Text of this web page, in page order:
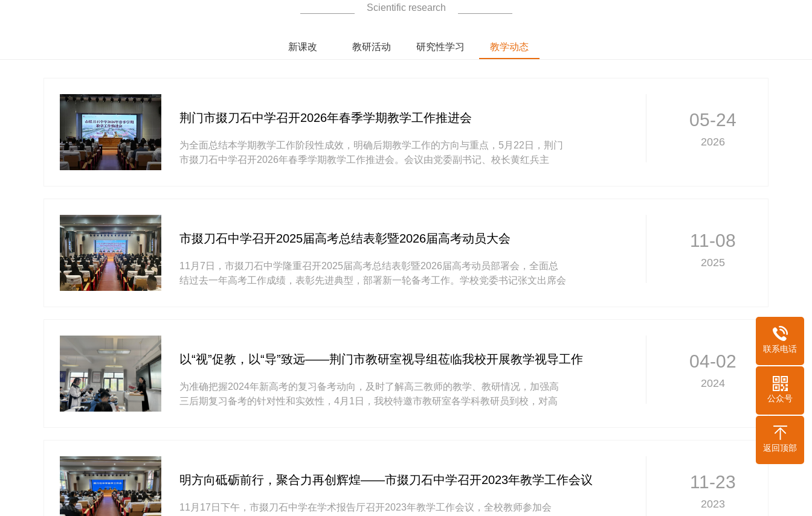
Scientific research
新课改 教研活动 研究性学习 教学动态
05-24
2026
荆门市掇刀石中学召开2026年春季学期教学工作推进会
为全面总结本学期教学工作阶段性成效，明确后期教学工作的方向与重点，5月22日，荆门
市掇刀石中学召开2026年春季学期教学工作推进会。会议由党委副书记、校长黄红兵主
11-08
2025
市掇刀石中学召开2025届高考总结表彰暨2026届高考动员大会
11月7日，市掇刀石中学隆重召开2025届高考总结表彰暨2026届高考动员部署会，全面总
结过去一年高考工作成绩，表彰先进典型，部署新一轮备考工作。学校党委书记张文出席会
04-02
2024
以“视”促教，以“导”致远——荆门市教研室视导组莅临我校开展教学视导工作
为准确把握2024年新高考的复习备考动向，及时了解高三教师的教学、教研情况，加强高
三后期复习备考的针对性和实效性，4月1日，我校特邀市教研室各学科教研员到校，对高
11-23
2023
明方向砥砺前行，聚合力再创辉煌——市掇刀石中学召开2023年教学工作会议
11月17日下午，市掇刀石中学在学术报告厅召开2023年教学工作会议，全校教师参加会
联系电话
公众号
返回顶部